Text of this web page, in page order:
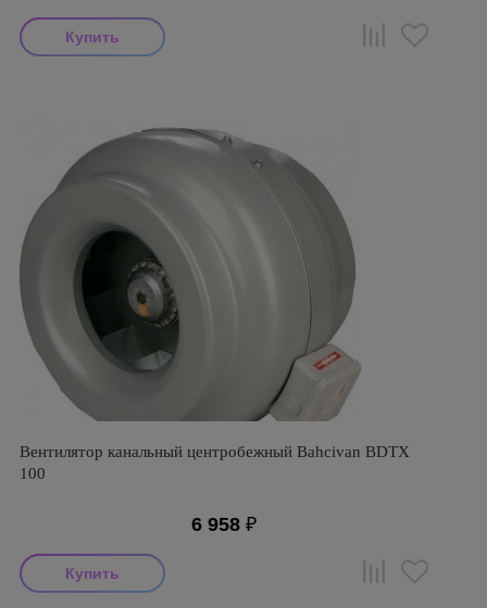
Вентилятор канальный центробежный Bahcivan BDTX
100
6 958 ₽